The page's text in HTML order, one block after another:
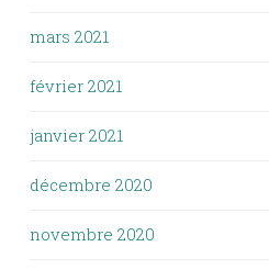
mars 2021
février 2021
janvier 2021
décembre 2020
novembre 2020